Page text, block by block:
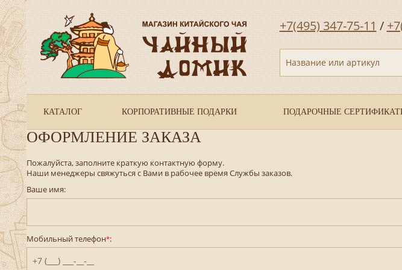
+7(495) 347-75-11 /
Название или артикул
КАТАЛОГ КОРПОРАТИВНЫЕ ПОДАРКИ ПОДАРОЧНЫЕ
ОФОРМЛЕНИЕ ЗАКАЗА
Пожалуйста, заполните краткую контактную форму.
Наши менеджеры свяжуться с Вами в рабочее время Службы заказов.
Ваше имя:
Мобильный телефон*:
+7 (___) ___-__-__